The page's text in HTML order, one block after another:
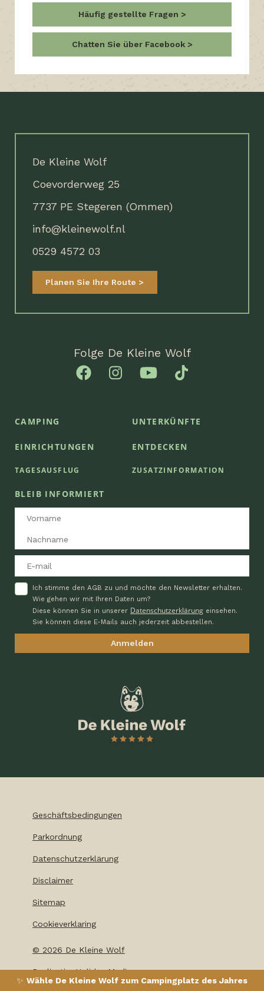
✨ Wähle De Kleine Wolf zum Campingplatz des Jahres
Häufig gestellte Fragen
Chatten Sie über Facebook
De Kleine Wolf
Coevorderweg 25
7737 PE Stegeren (Ommen)
info@kleinewolf.nl
0529 4572 03
Planen Sie Ihre Route
Folge De Kleine Wolf
CAMPING UNTERKÜNFTE
EINRICHTUNGEN ENTDECKEN
TAGESAUSFLUG ZUSATZINFORMATION
BLEIB INFORMIERT
Ich stimme den AGB zu und möchte den Newsletter erhalten.
Wie gehen wir mit Ihren Daten um?
Diese können Sie in unserer Datenschutzerklärung einsehen.
Sie können diese E-Mails auch jederzeit abbestellen.
© 2026 De Kleine Wolf
Realisatie: Holiday Media
Geschäftsbedingungen
Parkordnung
Datenschutzerklärung
Disclaimer
Sitemap
Cookieverklaring